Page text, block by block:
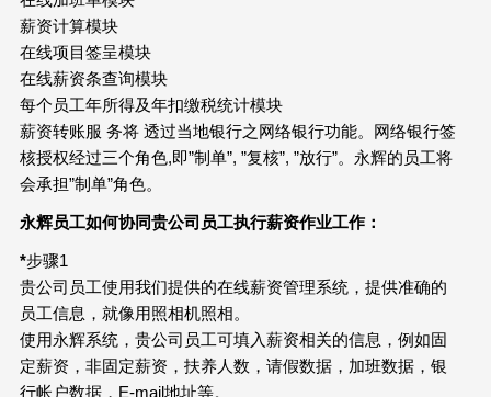
薪资计算模块
在线项目签呈模块
在线薪资条查询模块
每个员工年所得及年扣缴税统计模块
薪资转账服 务将 透过当地银行之网络银行功能。网络银行签
核授权经过三个角色,即”制单”, ”复核”, ”放行”。永辉的员工将
会承担”制单”角色。
永辉员工如何协同贵公司员工执行薪资作业工作：
*步骤1
贵公司员工使用我们提供的在线薪资管理系统，提供准确的
员工信息，就像用照相机照相。
使用永辉系统，贵公司员工可填入薪资相关的信息，例如固
定薪资，非固定薪资，扶养人数，请假数据，加班数据，银
行帐户数据，E-mail地址等。